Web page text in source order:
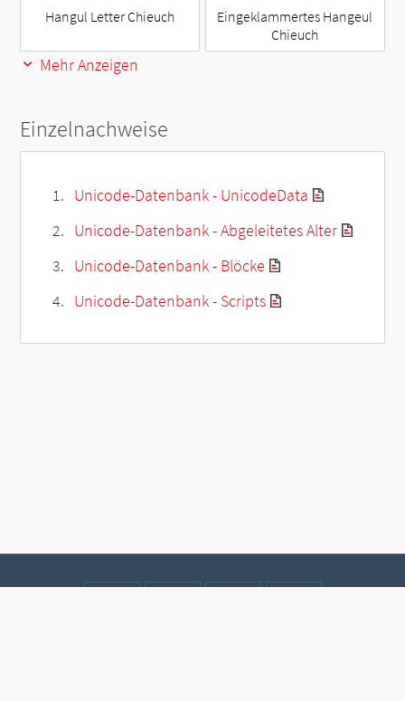
Hangul Letter Chieuch
Eingeklammertes Hangeul
Chieuch
Mehr Anzeigen
Einzelnachweise
Unicode-Datenbank - UnicodeData
Unicode-Datenbank - Abgeleitetes Alter
Unicode-Datenbank - Blöcke
Unicode-Datenbank - Scripts